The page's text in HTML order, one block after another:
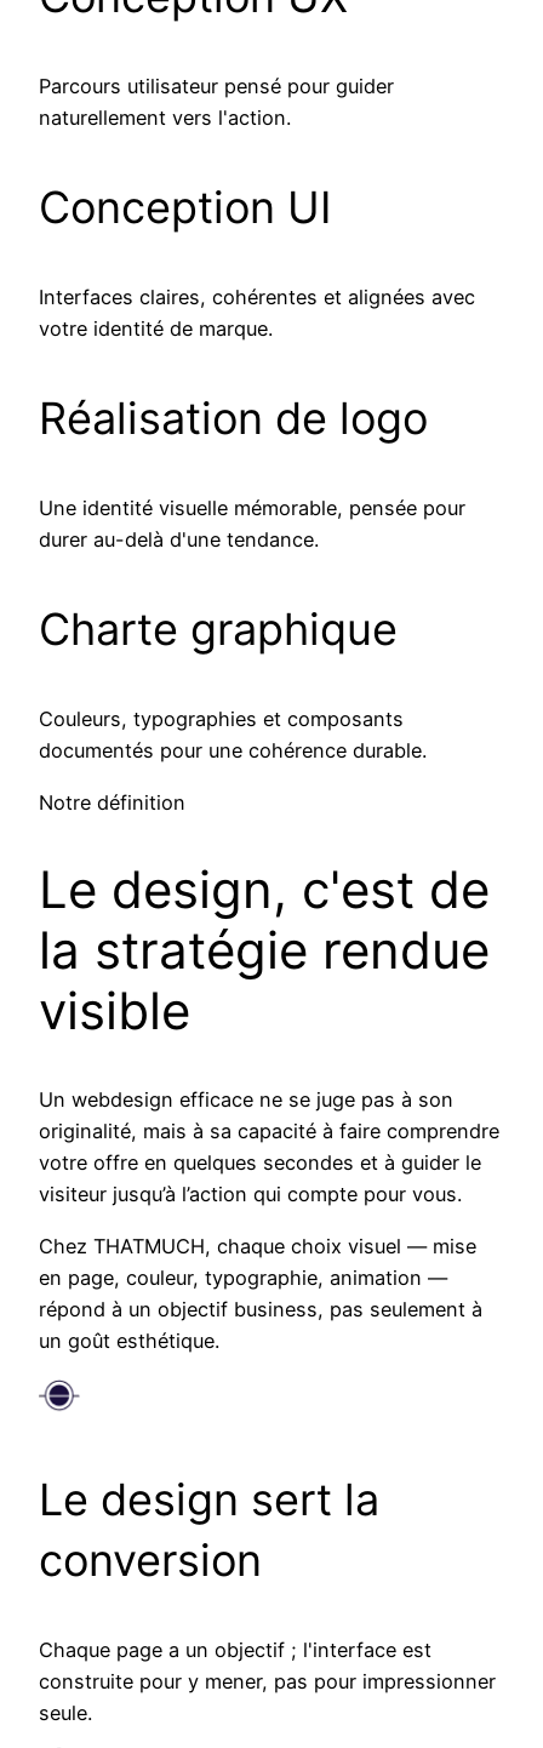
Parcours utilisateur pensé pour guider
naturellement vers l'action.
Conception UI
Interfaces claires, cohérentes et alignées avec
votre identité de marque.
Réalisation de logo
Une identité visuelle mémorable, pensée pour
durer au-delà d'une tendance.
Charte graphique
Couleurs, typographies et composants
documentés pour une cohérence durable.
Notre définition
Le design, c'est de
la stratégie rendue
visible
Un webdesign efficace ne se juge pas à son
originalité, mais à sa capacité à faire comprendre
votre offre en quelques secondes et à guider le
visiteur jusqu’à l’action qui compte pour vous.
Chez THATMUCH, chaque choix visuel — mise
en page, couleur, typographie, animation —
répond à un objectif business, pas seulement à
un goût esthétique.
Le design sert la
conversion
Chaque page a un objectif ; l'interface est
construite pour y mener, pas pour impressionner
seule.